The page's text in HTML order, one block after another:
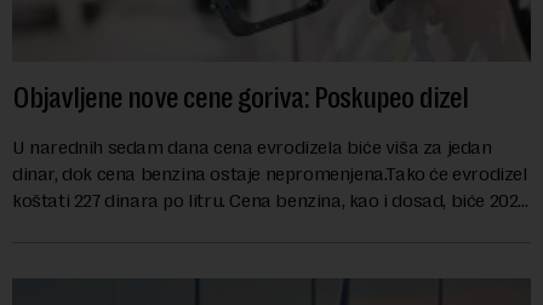
Objavljene nove cene goriva: Poskupeo dizel
U narednih sedam dana cena evrodizela biće viša za jedan
dinar, dok cena benzina ostaje nepromenjena.Tako će evrodizel
koštati 227 dinara po litru. Cena benzina, kao i dosad, biće 202